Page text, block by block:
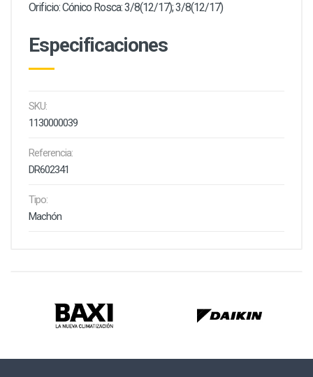
Orificio: Cónico Rosca: 3/8(12/17); 3/8(12/17)
Especificaciones
SKU:
1130000039
Referencia:
DR602341
Tipo:
Machón